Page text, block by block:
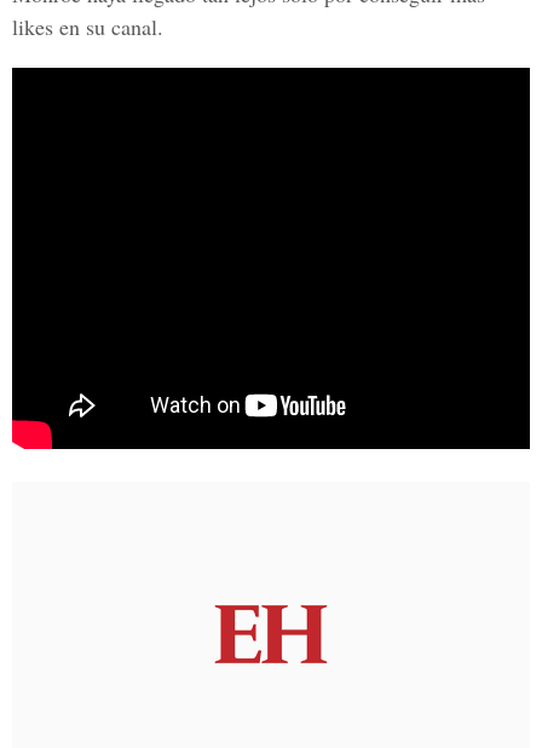
likes en su canal.